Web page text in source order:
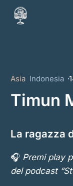
Asia Indonesia
Timun
La ragazza
🎧 Premi play
del podcast